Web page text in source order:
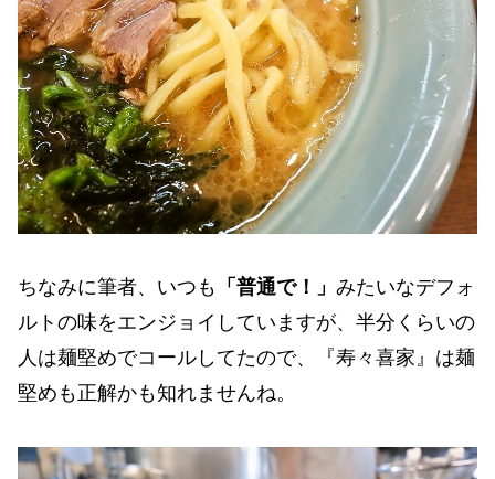
ちなみに筆者、いつも 「普通で！」 みたいなデフォ
ルトの味をエンジョイしていますが、半分くらいの
人は麺堅めでコールしてたので、『寿々喜家』は麺
堅めも正解かも知れませんね。